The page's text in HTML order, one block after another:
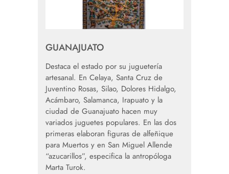
GUANAJUATO
Destaca el estado por su juguetería
artesanal. En Celaya, Santa Cruz de
Juventino Rosas, Silao, Dolores Hidalgo,
Acámbaro, Salamanca, Irapuato y la
ciudad de Guanajuato hacen muy
variados juguetes populares. En las dos
primeras elaboran figuras de alfeñique
para Muertos y en San Miguel Allende
“azucarillos”, especifica la antropóloga
Marta Turok.